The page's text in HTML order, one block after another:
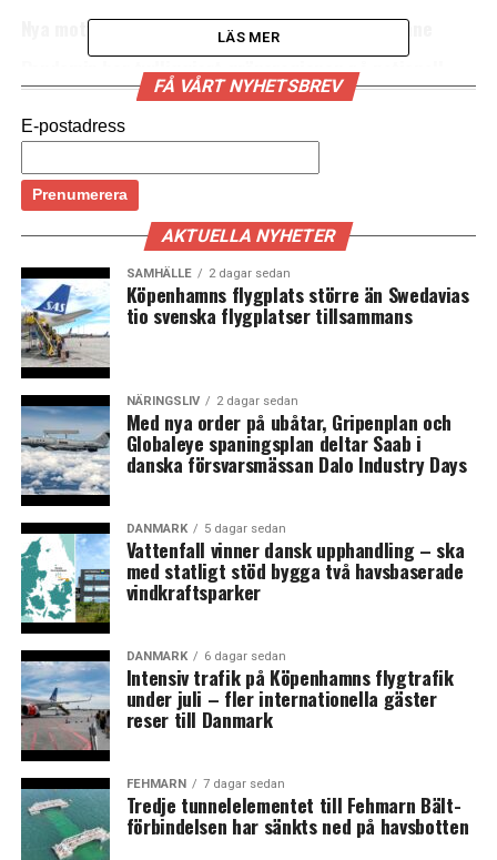
Nya mottagningar för långtidscovid öppnas i Skåne
Pandemin har tydliggjort gränsregionen på nationell
nivå
LÄS MER
FÅ VÅRT NYHETSBREV
E-postadress
AKTUELLA NYHETER
SAMHÄLLE 2 dagar sedan
Köpenhamns flygplats större än Swedavias
tio svenska flygplatser tillsammans
NÄRINGSLIV 2 dagar sedan
Med nya order på ubåtar, Gripenplan och
Globaleye spaningsplan deltar Saab i
danska försvarsmässan Dalo Industry Days
DANMARK 5 dagar sedan
Vattenfall vinner dansk upphandling – ska
med statligt stöd bygga två havsbaserade
vindkraftsparker
DANMARK 6 dagar sedan
Intensiv trafik på Köpenhamns flygtrafik
under juli – fler internationella gäster
reser till Danmark
FEHMARN 7 dagar sedan
Tredje tunnelelementet till Fehmarn Bält-
förbindelsen har sänkts ned på havsbotten